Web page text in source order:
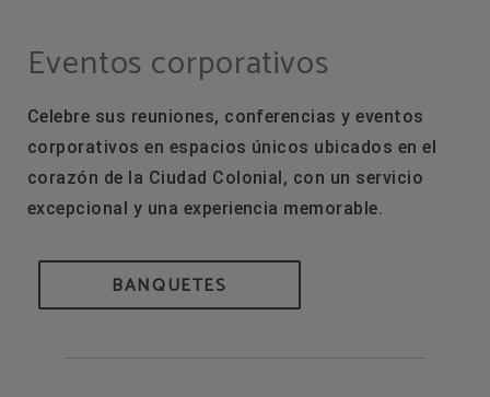
Eventos corporativos
Celebre sus reuniones, conferencias y eventos
corporativos en espacios únicos ubicados en el
corazón de la Ciudad Colonial, con un servicio
excepcional y una experiencia memorable.
BANQUETES